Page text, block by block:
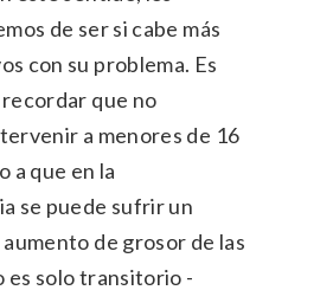
de ser si cabe más
con su problema. Es
que no
a menores de 16
a que en la
se puede sufrir un
de grosor de las
es solo transitorio -